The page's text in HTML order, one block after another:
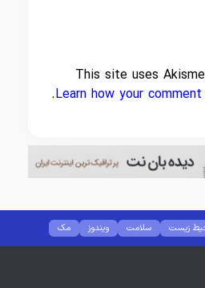
This site uses
Learn how your
.
زیست سلامت ویندوز
مک
هوش مصنوعی نرم افزار
گجت